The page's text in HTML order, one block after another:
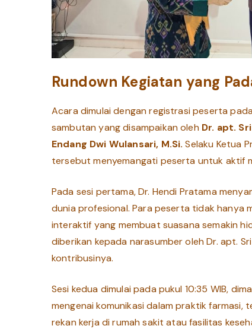
Rundown Kegiatan yang
Acara dimulai dengan registrasi peserta
sambutan yang disampaikan oleh Dr. apt.
Endang Dwi Wulansari, M.Si. Selaku Ketua
tersebut menyemangati peserta untuk aktif
Pada sesi pertama, Dr. Hendi Pratama
dunia profesional. Para peserta tidak hanya
interaktif yang membuat suasana semakin
diberikan kepada narasumber oleh Dr. apt.
kontribusinya.
Sesi kedua dimulai pada pukul 10:35 WIB,
mengenai komunikasi dalam praktik farmasi,
rekan kerja di rumah sakit atau fasilitas